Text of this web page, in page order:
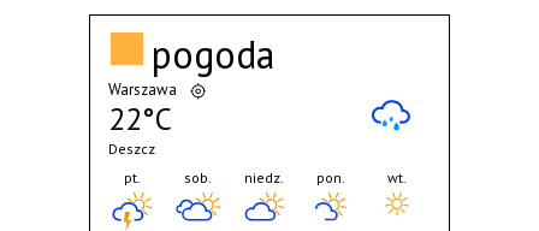
pogoda
Warszawa
22°C
Deszcz
pt.
sob. niedz. pon. wt.